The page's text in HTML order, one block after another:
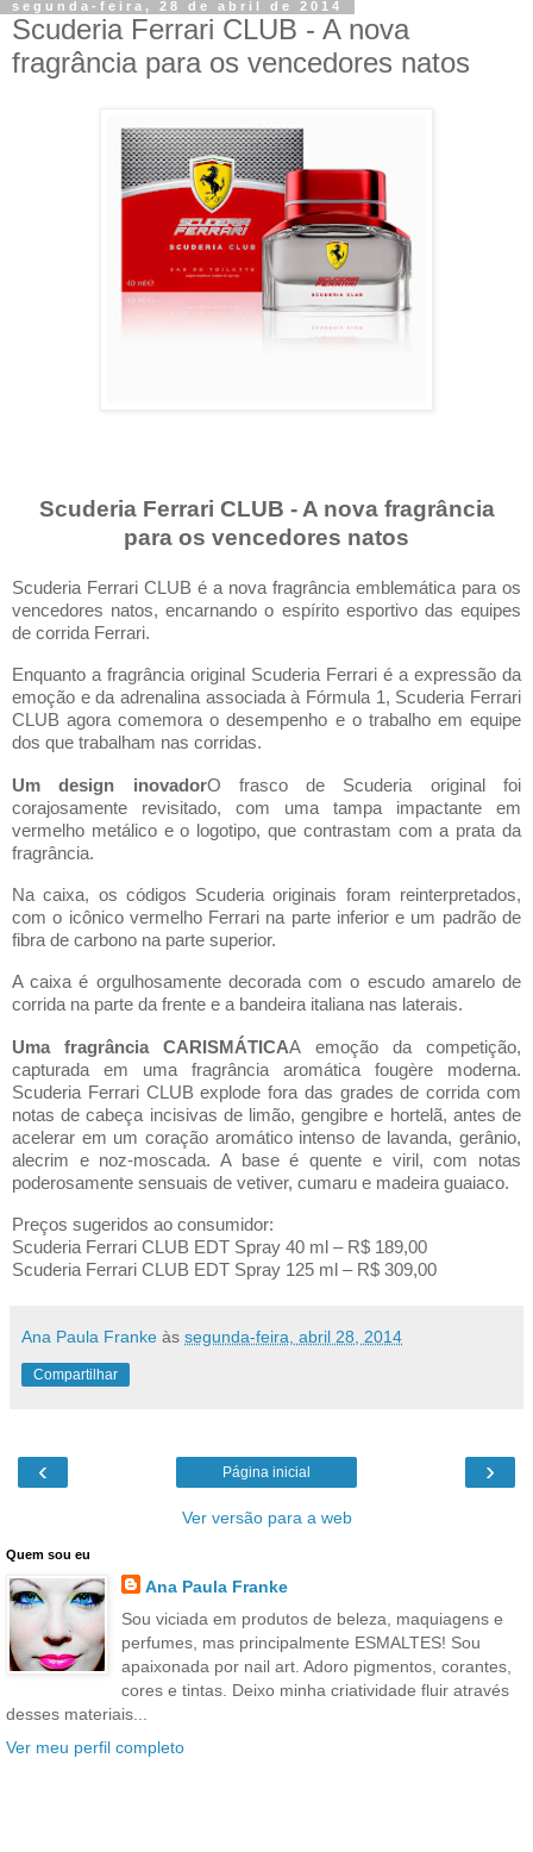
segunda-feira, 28 de abril de 2014
Scuderia Ferrari CLUB - A nova
fragrância para os vencedores natos
Scuderia Ferrari CLUB - A nova fragrância
para os vencedores natos
Scuderia Ferrari CLUB é a nova fragrância emblemática para os
vencedores natos, encarnando o espírito esportivo das equipes
de corrida Ferrari.
Enquanto a fragrância original Scuderia Ferrari é a expressão da
emoção e da adrenalina associada à Fórmula 1, Scuderia Ferrari
CLUB agora comemora o desempenho e o trabalho em equipe
dos que trabalham nas corridas.
Um design inovadorO frasco de Scuderia original foi
corajosamente revisitado, com uma tampa impactante em
vermelho metálico e o logotipo, que contrastam com a prata da
fragrância.
Na caixa, os códigos Scuderia originais foram reinterpretados,
com o icônico vermelho Ferrari na parte inferior e um padrão de
fibra de carbono na parte superior.
A caixa é orgulhosamente decorada com o escudo amarelo de
corrida na parte da frente e a bandeira italiana nas laterais.
Uma fragrância CARISMÁTICAA emoção da competição,
capturada em uma fragrância aromática fougère moderna.
Scuderia Ferrari CLUB explode fora das grades de corrida com
notas de cabeça incisivas de limão, gengibre e hortelã, antes de
acelerar em um coração aromático intenso de lavanda, gerânio,
alecrim e noz-moscada. A base é quente e viril, com notas
poderosamente sensuais de vetiver, cumaru e madeira guaiaco.
Preços sugeridos ao consumidor:
Scuderia Ferrari CLUB EDT Spray 40 ml – R$ 189,00
Scuderia Ferrari CLUB EDT Spray 125 ml – R$ 309,00
Ana Paula Franke às segunda-feira, abril 28, 2014
Compartilhar
‹ ›
Página inicial
Ver versão para a web
Quem sou eu
Ana Paula Franke
Sou viciada em produtos de beleza, maquiagens e
perfumes, mas principalmente ESMALTES! Sou
apaixonada por nail art. Adoro pigmentos, corantes,
cores e tintas. Deixo minha criatividade fluir através
desses materiais...
Ver meu perfil completo